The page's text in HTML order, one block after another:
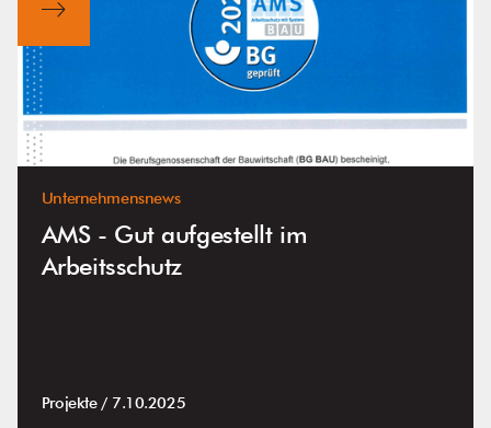
Unternehmensnews
AMS - Gut aufgestellt im
Arbeitsschutz
Projekte / 7.10.2025